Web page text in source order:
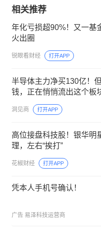
相关推荐
年化亏损超90%！又一基
火出圈
锐眼看财经 打开APP
半导体主力净买130亿！
钱，正在悄悄流出这个板
洞见商 打开APP
高位接盘科技股！银华明
理，左右“挨打”
花椒财经 打开APP
凭本人手机号确认！
广告 易泽科技运营商